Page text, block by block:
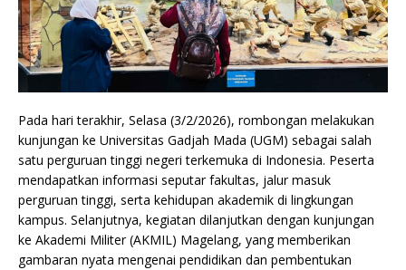
Pada hari terakhir, Selasa (3/2/2026), rombongan melakukan
kunjungan ke Universitas Gadjah Mada (UGM) sebagai salah
satu perguruan tinggi negeri terkemuka di Indonesia. Peserta
mendapatkan informasi seputar fakultas, jalur masuk
perguruan tinggi, serta kehidupan akademik di lingkungan
kampus. Selanjutnya, kegiatan dilanjutkan dengan kunjungan
ke Akademi Militer (AKMIL) Magelang, yang memberikan
gambaran nyata mengenai pendidikan dan pembentukan